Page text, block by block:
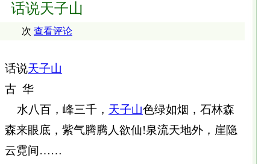
话说天子山
次 查看评论
话说天子山
古 华
水八百，峰三千， 天子山色绿如烟，石林森
森来眼底，紫气腾腾人欲仙!泉流天地外，崖隐
云霓间……